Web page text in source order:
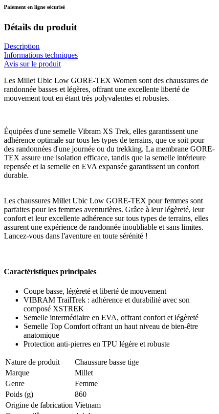
Paiement en ligne sécurisé
Détails du produit
Description
Informations techniques
Avis sur le produit
Les Millet Ubic Low GORE-TEX Women sont des chaussures de
randonnée basses et légères, offrant une excellente liberté de
mouvement tout en étant très polyvalentes et robustes.
Équipées d'une semelle Vibram XS Trek, elles garantissent une
adhérence optimale sur tous les types de terrains, que ce soit pour
des randonnées d'une journée ou du trekking. La membrane GORE-
TEX assure une isolation efficace, tandis que la semelle intérieure
repensée et la semelle en EVA expansée garantissent un confort
durable.
Les chaussures Millet Ubic Low GORE-TEX pour femmes sont
parfaites pour les femmes aventurières. Grâce à leur légèreté, leur
confort et leur excellente adhérence sur tous types de terrains, elles
assurent une expérience de randonnée inoubliable et sans limites.
Lancez-vous dans l'aventure en toute sérénité !
Caractéristiques principales
Coupe basse, légèreté et liberté de mouvement
VIBRAM TrailTrek : adhérence et durabilité avec son
composé XSTREK
Semelle intermédiaire en EVA, offrant confort et légèreté
Semelle Top Comfort offrant un haut niveau de bien-être
anatomique
Protection anti-pierres en TPU légère et robuste
Nature de produit
Chaussure basse tige
Marque
Millet
Genre
Femme
Poids (g)
860
Origine de fabrication Vietnam